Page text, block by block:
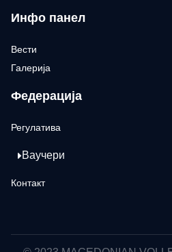
Инфо панел
Вести
Галерија
Федерација
Регулатива
Ваучери
Контакт